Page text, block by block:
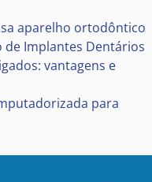
aparelho ortodôntico
Implantes Dentários
vantagens e
para